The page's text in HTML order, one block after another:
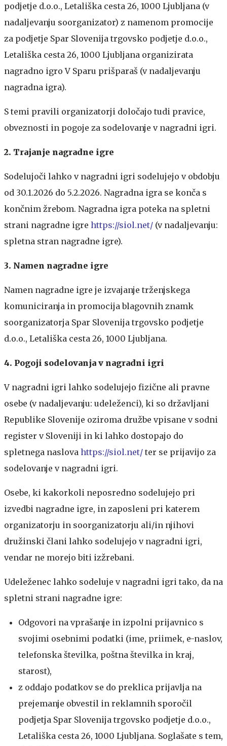
podjetje d.o.o., Letališka cesta 26, 1000 Ljubljana (v
nadaljevanju soorganizator) z namenom promocije
za podjetje Spar Slovenija trgovsko podjetje d.o.o.,
Letališka cesta 26, 1000 Ljubljana organizirata
nagradno igro V Sparu prišparaš (v nadaljevanju
nagradna igra).
S temi pravili organizatorji določajo tudi pravice,
obveznosti in pogoje za sodelovanje v nagradni igri.
2. Trajanje nagradne igre
Sodelujoči lahko v nagradni igri sodelujejo v obdobju
od 30.1.2026 do 5.2.2026. Nagradna igra se konča s
končnim žrebom. Nagradna igra poteka na spletni
strani nagradne igre https://siol.net/ (v nadaljevanju:
spletna stran nagradne igre).
3. Namen nagradne igre
Namen nagradne igre je izvajanje trženjskega
komuniciranja in promocija blagovnih znamk
soorganizatorja Spar Slovenija trgovsko podjetje
d.o.o., Letališka cesta 26, 1000 Ljubljana.
4. Pogoji sodelovanja v nagradni igri
V nagradni igri lahko sodelujejo fizične ali pravne
osebe (v nadaljevanju: udeleženci), ki so državljani
Republike Slovenije oziroma družbe vpisane v sodni
register v Sloveniji in ki lahko dostopajo do
spletnega naslova https://siol.net/ ter se prijavijo za
sodelovanje v nagradni igri.
Osebe, ki kakorkoli neposredno sodelujejo pri
izvedbi nagradne igre, in zaposleni pri katerem
organizatorju in soorganizatorju ali/in njihovi
družinski člani lahko sodelujejo v nagradni igri,
vendar ne morejo biti izžrebani.
Udeleženec lahko sodeluje v nagradni igri tako, da na
spletni strani nagradne igre:
Odgovori na vprašanje in izpolni prijavnico s
svojimi osebnimi podatki (ime, priimek, e-naslov,
telefonska številka, poštna številka in kraj,
starost),
z oddajo podatkov se do preklica prijavlja na
prejemanje obvestil in reklamnih sporočil
podjetja Spar Slovenija trgovsko podjetje d.o.o.,
Letališka cesta 26, 1000 Ljubljana. Soglašate s tem,